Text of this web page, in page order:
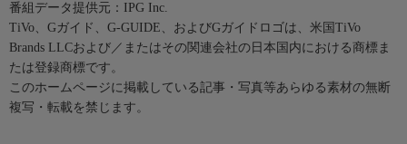
番組データ提供元：IPG Inc.
TiVo、Gガイド、G-GUIDE、およびGガイドロゴは、米国TiVo
Brands LLCおよび／またはその関連会社の日本国内における商標ま
たは登録商標です。
このホームページに掲載している記事・写真等あらゆる素材の無断
複写・転載を禁じます。